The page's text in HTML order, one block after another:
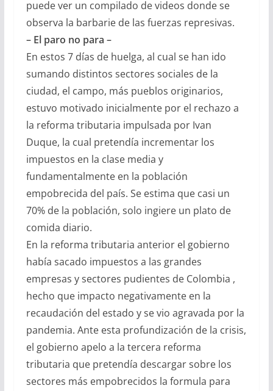
puede ver un compilado de videos donde se
observa la barbarie de las fuerzas represivas.
– El paro no para –
En estos 7 días de huelga, al cual se han ido
sumando distintos sectores sociales de la
ciudad, el campo, más pueblos originarios,
estuvo motivado inicialmente por el rechazo a
la reforma tributaria impulsada por Ivan
Duque, la cual pretendía incrementar los
impuestos en la clase media y
fundamentalmente en la población
empobrecida del país. Se estima que casi un
70% de la población, solo ingiere un plato de
comida diario.
En la reforma tributaria anterior el gobierno
había sacado impuestos a las grandes
empresas y sectores pudientes de Colombia ,
hecho que impacto negativamente en la
recaudación del estado y se vio agravada por la
pandemia. Ante esta profundización de la crisis,
el gobierno apelo a la tercera reforma
tributaria que pretendía descargar sobre los
sectores más empobrecidos la formula para